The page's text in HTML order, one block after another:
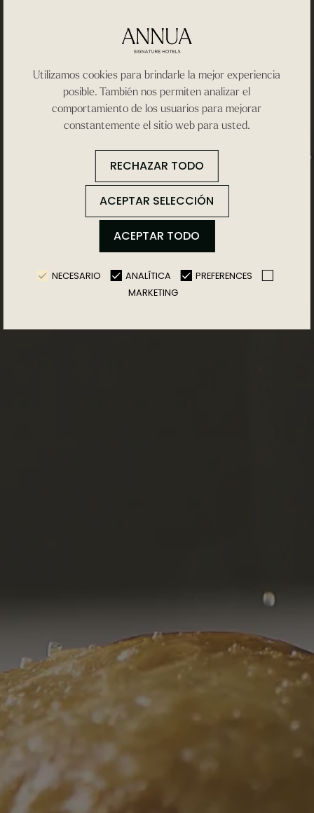
Utilizamos cookies para brindarle la mejor experiencia
posible. También nos permiten analizar el
comportamiento de los usuarios para mejorar
constantemente el sitio web para usted.
RECHAZAR TODO
ACEPTAR SELECCIÓN
ACEPTAR TODO
NECESARIO ANALÍTICA
PREFERENCES
MARKETING